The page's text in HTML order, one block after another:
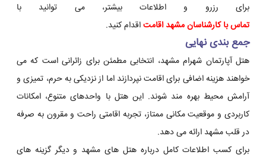
برای رزرو و اطلاعات بیشتر، می توانید با
تماس با کارشناسان مشهد اقامتاقدام کنید.
جمع بندی نهایی
هتل آپارتمان شهرام مشهد، انتخابی مطمئن برای زائرانی است که می
خواهند هزینه اضافی برای اقامت نپردازند اما از نزدیکی به حرم، تمیزی و
آرامش محیط بهره مند شوند. این هتل با واحدهای متنوع، امکانات
کاربردی و موقعیت مکانی ممتاز، تجربه اقامتی راحت و مقرون به صرفه
در قلب مشهد ارائه می دهد.
برای کسب اطلاعات کامل درباره هتل های مشهد و دیگر گزینه های